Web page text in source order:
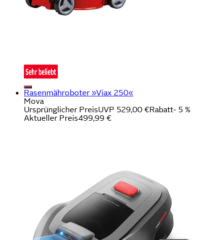
Rasenmähroboter »Viax 250«
Mova
Ursprünglicher PreisUVP 529,00 €Rabatt- 5 %
Aktueller Preis499,99 €